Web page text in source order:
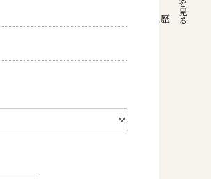
注文履歴